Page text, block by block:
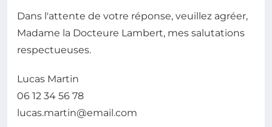
Dans l'attente de votre réponse, veuillez agréer,
Madame la Docteure Lambert, mes salutations
respectueuses.
Lucas Martin
06 12 34 56 78
lucas.martin@email.com